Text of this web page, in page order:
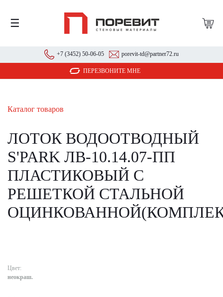
☰
+7 (3452) 50-06-05 porevit-td@partner72.ru
ПЕРЕЗВОНИТЕ МНЕ
Каталог товаров
ЛОТОК ВОДООТВОДНЫЙ
S'PARK ЛВ-10.14.07-ПП
ПЛАСТИКОВЫЙ С
РЕШЕТКОЙ СТАЛЬНОЙ
Цвет:
неокраш.